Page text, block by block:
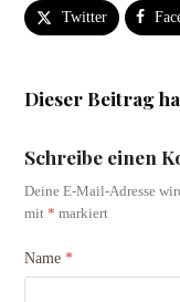
Twitter
Dieser Beitrag
Schreibe einen
Deine E-Mail-Adresse
mit* markiert
Name*